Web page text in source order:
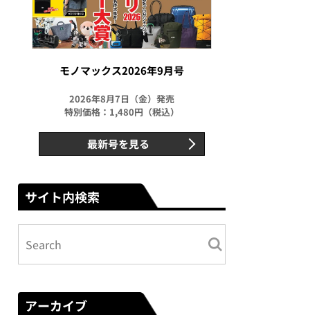
モノマックス2026年9月号
2026年8月7日（金）発売
特別価格：1,480円（税込）
最新号を見る
サイト内検索
アーカイブ